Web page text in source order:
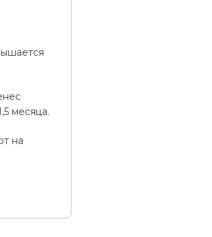
месяца.
на